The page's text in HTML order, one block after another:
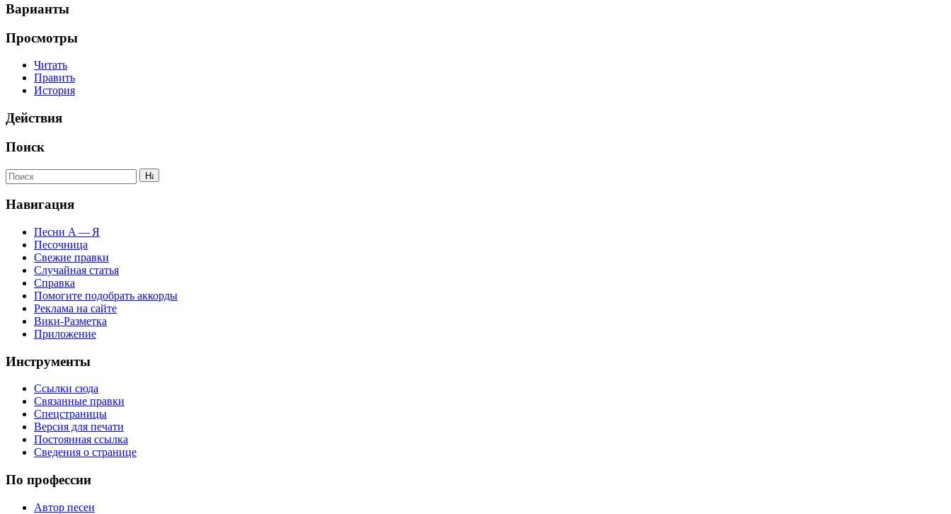
Варианты
Просмотры
Читать
Править
История
Действия
Поиск
Навигация
Песни А — Я
Песочница
Свежие правки
Случайная статья
Справка
Помогите подобрать аккорды
Реклама на сайте
Вики-Разметка
Приложение
Инструменты
Ссылки сюда
Связанные правки
Спецстраницы
Версия для печати
Постоянная ссылка
Сведения о странице
По профессии
Автор песен